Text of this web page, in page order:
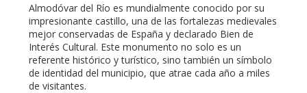
Almodóvar del Río es mundialmente conocido por su
impresionante castillo, una de las fortalezas medievales
mejor conservadas de España y declarado Bien de
Interés Cultural. Este monumento no solo es un
referente histórico y turístico, sino también un símbolo
de identidad del municipio, que atrae cada año a miles
de visitantes.